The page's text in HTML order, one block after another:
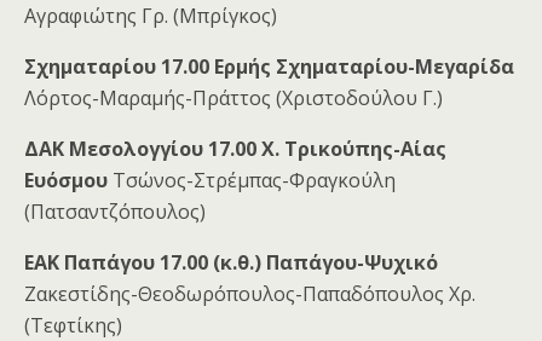
Αγραφιώτης Γρ. (Μπρίγκος)
Σχηματαρίου 17.00 Ερμής Σχηματαρίου-Μεγαρίδα
Λόρτος-Μαραμής-Πράττος (Χριστοδούλου Γ.)
ΔΑΚ Μεσολογγίου 17.00 Χ. Τρικούπης-Αίας
Ευόσμου Τσώνος-Στρέμπας-Φραγκούλη
(Πατσαντζόπουλος)
ΕΑΚ Παπάγου 17.00 (κ.θ.) Παπάγου-Ψυχικό
Ζακεστίδης-Θεοδωρόπουλος-Παπαδόπουλος Χρ.
(Τεφτίκης)